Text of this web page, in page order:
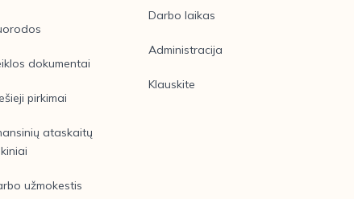
dokumentai
pirkimai
ataskaitų
užmokestis
Darbo laikas
Administracija
Klauskite